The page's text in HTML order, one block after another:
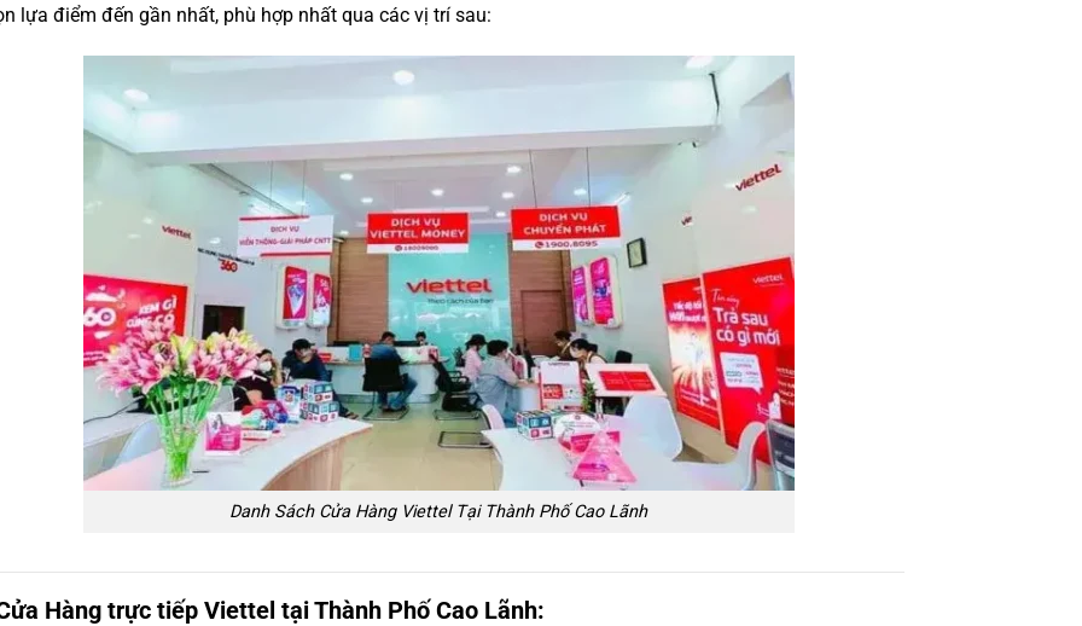
lựa điểm đến gần nhất, phù hợp nhất qua các vị trí sau:
Danh Sách Cửa Hàng Viettel Tại Thành Phố Cao Lãnh
Hàng trực tiếp Viettel tại Thành Phố Cao Lãnh: